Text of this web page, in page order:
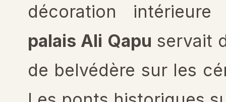
décoration
palais Ali Qapu servait
de belvédère sur les